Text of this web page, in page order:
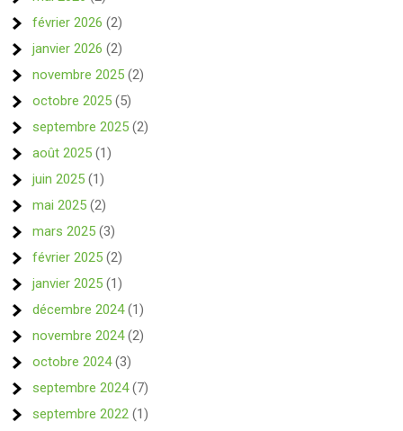
février 2026 (2)
janvier 2026 (2)
novembre 2025 (2)
octobre 2025 (5)
septembre 2025 (2)
août 2025 (1)
juin 2025 (1)
mai 2025 (2)
mars 2025 (3)
février 2025 (2)
janvier 2025 (1)
décembre 2024(1)
novembre 2024(2)
octobre 2024(3)
septembre 2024(7)
septembre 2022 (1)